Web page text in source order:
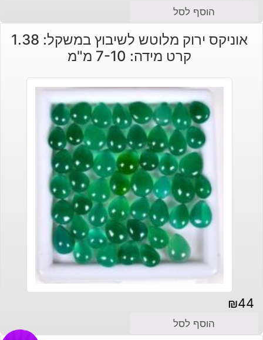
הוסף לסל
אוניקס ירוק מלוטש לשיבוץ במשקל: 1.38
קרט מידה: 7-10 מ"מ
₪44
הוסף לסל